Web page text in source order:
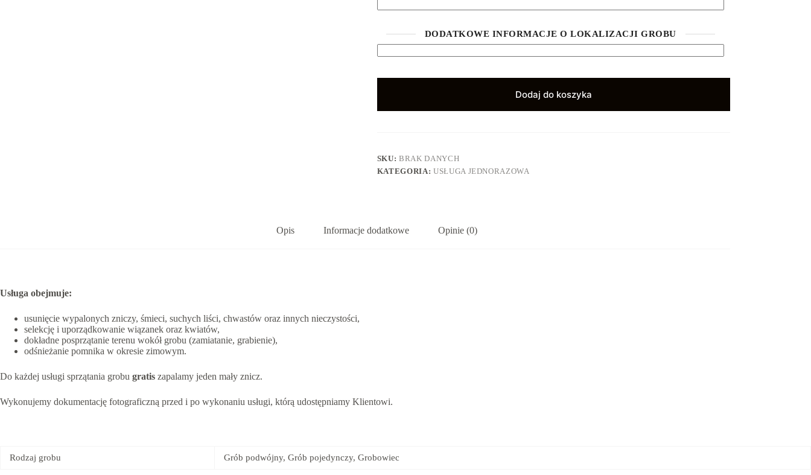
DODATKOWE INFORMACJE O LOKALIZACJI GROBU
Dodaj do koszyka
SKU:BRAK DANYCH
KATEGORIA: USŁUGA JEDNORAZOWA
Opis Informacje dodatkowe Opinie (0)
Usługa obejmuje:
usunięcie wypalonych zniczy, śmieci, suchych liści, chwastów oraz innych nieczystości,
selekcję i uporządkowanie wiązanek oraz kwiatów,
dokładne posprzątanie terenu wokół grobu (zamiatanie, grabienie),
odśnieżanie pomnika w okresie zimowym.
Do każdej usługi sprzątania grobu gratis zapalamy jeden mały znicz.
Wykonujemy dokumentację fotograficzną przed i po wykonaniu usługi, którą udostępniamy Klientowi.
Rodzaj grobu Grób podwójny, Grób pojedynczy, Grobowiec